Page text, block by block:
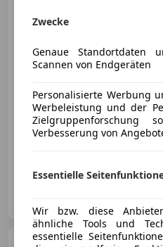
Zwecke
Genaue Standortdaten
Scannen von Endgeräten
Personalisierte Werbung
Werbeleistung und der
Zielgruppenforschung
Verbesserung von
Essentielle
Wir bzw. diese
ähnliche Tools und
essentielle